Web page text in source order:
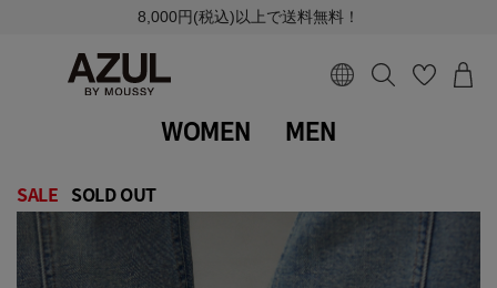
8,000円(税込)以上で送料無料！
WOMEN MEN
SALE SOLD OUT